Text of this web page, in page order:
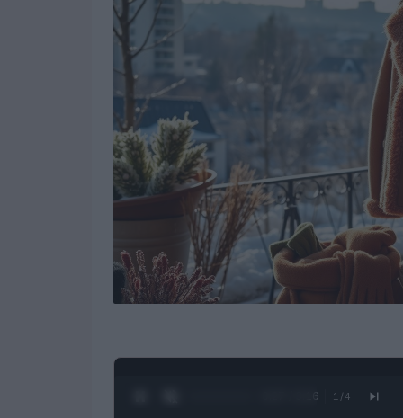
0:28 / 3:16 1 /4